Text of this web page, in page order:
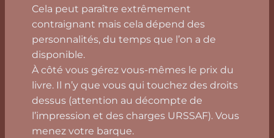
Cela peut paraître extrêmement
contraignant mais cela dépend des
personnalités, du temps que l’on a de
disponible.
À côté vous gérez vous-mêmes le prix du
livre. Il n’y que vous qui touchez des droits
dessus (attention au décompte de
l’impression et des charges URSSAF). Vous
menez votre barque.